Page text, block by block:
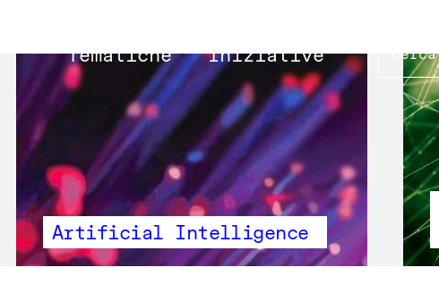
Main
navigation
Tematiche Iniziative
Artificial Intelligence